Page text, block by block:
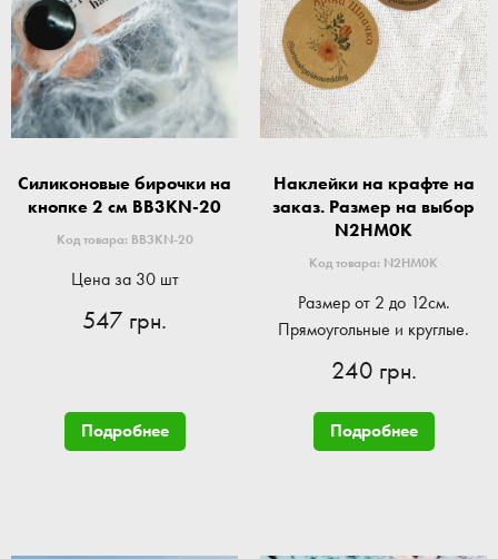
Силиконовые бирочки на
кнопке 2 см BB3KN-20
Код товара: BB3KN-20
Цена за 30 шт
547 грн.
Подробнее
Наклейки на крафте на
заказ. Размер на выбор
N2HM0K
Код товара: N2HM0K
Размер от 2 до 12см.
Прямоугольные и круглые.
240 грн.
Подробнее